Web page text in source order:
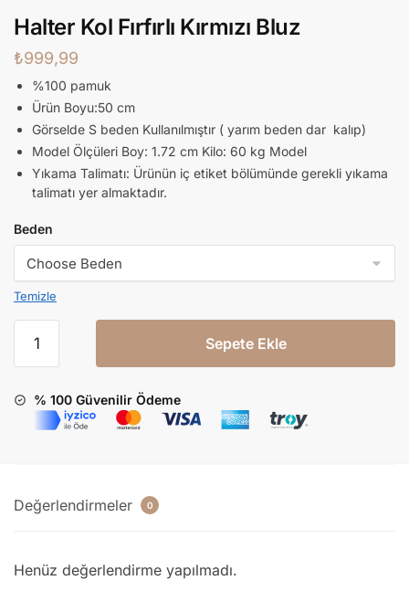
Halter Kol Fırfırlı Kırmızı Bluz
₺999,99
%100 pamuk
Ürün Boyu:50 cm
Görselde S beden Kullanılmıştır ( yarım beden dar kalıp)
Model Ölçüleri Boy: 1.72 cm Kilo: 60 kg Model
Yıkama Talimatı: Ürünün iç etiket bölümünde gerekli yıkama
talimatı yer almaktadır.
Beden
Temizle
Sepete Ekle
% 100 Güvenilir Ödeme
Değerlendirmeler 0
Henüz değerlendirme yapılmadı.